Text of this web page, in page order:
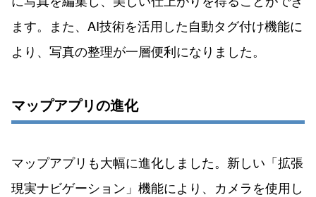
ます。また、AI技術を活用した自動タグ付け機能に
より、写真の整理が一層便利になりました。
マップアプリの進化
マップアプリも大幅に進化しました。新しい「拡張
現実ナビゲーション」機能により、カメラを使用し